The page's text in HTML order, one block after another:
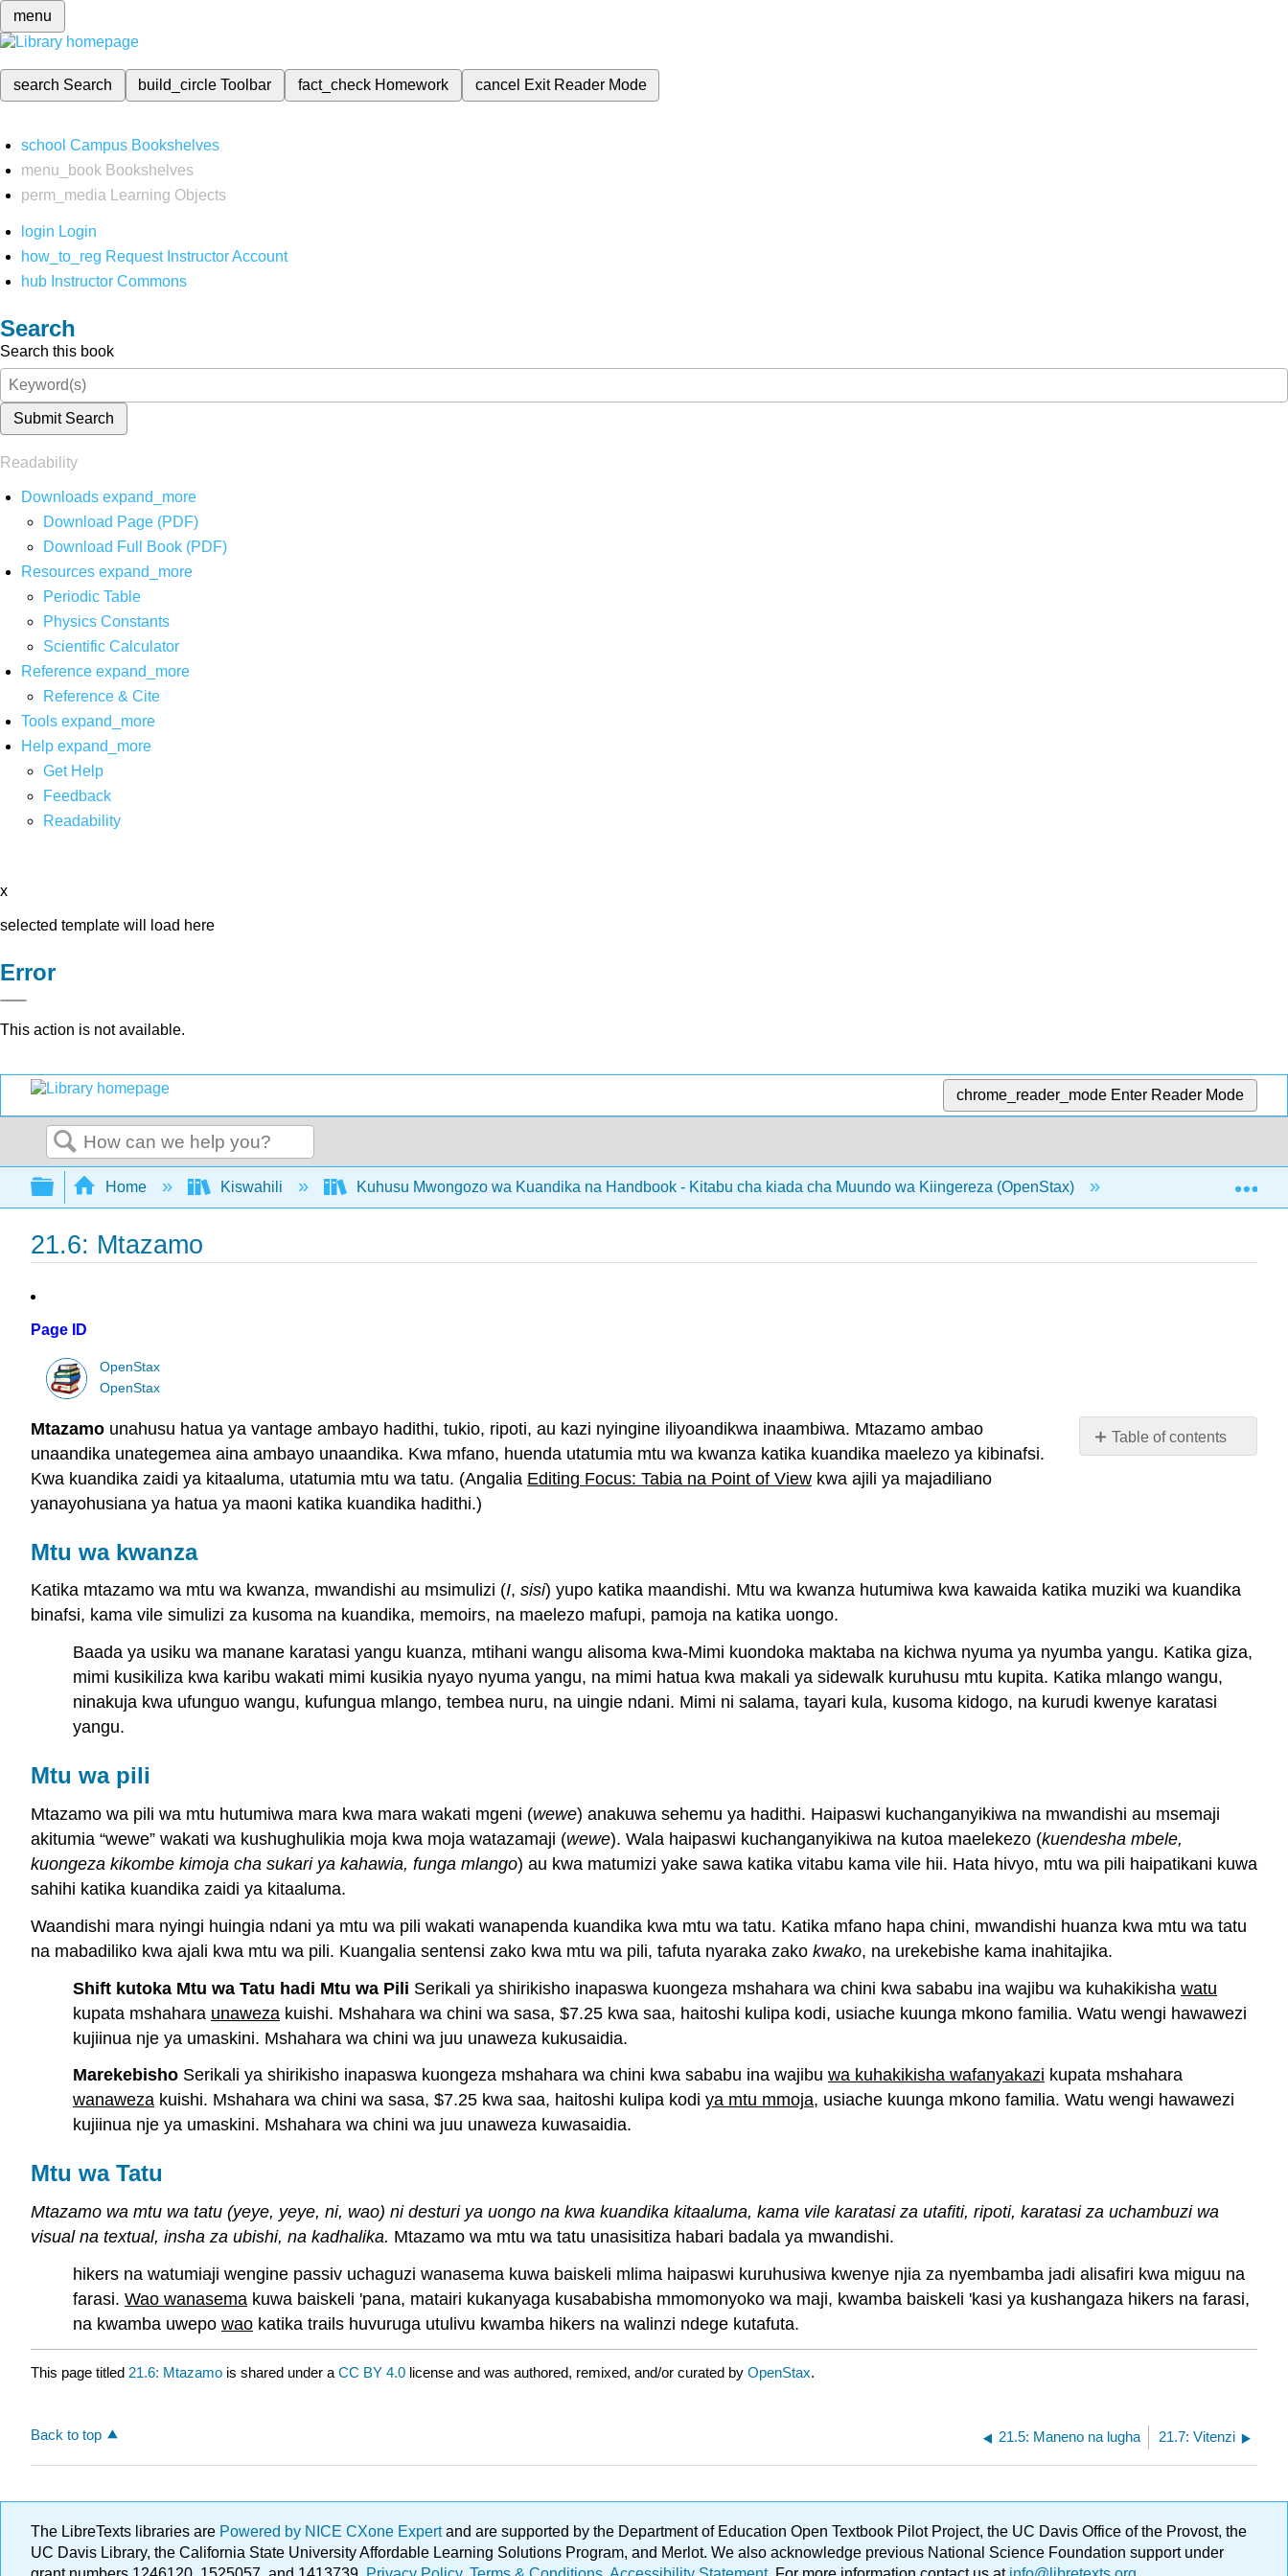
menu
search Search build_circleToolbar fact_check Homework cancel Exit Reader Mode
school Campus Bookshelves
menu_book Bookshelves
perm_media
Learning Objects
login Login
how_to_reg Request Instructor Account
hub Instructor Commons
Search
Search this book
Submit Search
Readability
Downloads expand_more
Download Page (PDF)
Download Full Book (PDF)
Resources expand_more
Periodic Table
Physics Constants
Scientific Calculator
Reference expand_more
Reference & Cite
Tools expand_more
Help expand_more
Get Help
Feedback
Readability
x
selected template will load here
Error
This action is not available.
chrome_reader_mode Enter Reader Mode
Search
Expand/collapse global hierarchy
Home Kiswahili Kuhusu Mwongozo wa Kuandika na Handbook - Kitabu cha kiada cha Muundo wa Kiingereza (OpenStax)
21.6: Mtazamo
Page ID
OpenStax
OpenStax
Table of contents
Mtu
Mtazamo unahusu hatua ya vantage ambayo hadithi, tukio, ripoti, au kazi nyingine iliyoandikwa inaambiwa. Mtazamo ambao
unaandika unategemea aina ambayo unaandika. Kwa mfano, huenda utatumia mtu wa kwanza katika kuandika maelezo ya kibinafsi.
Kwa kuandika zaidi ya kitaaluma, utatumia mtu wa tatu. (Angalia Editing Focus: Tabia na Point of View kwa ajili ya majadiliano
yanayohusiana ya hatua ya maoni katika kuandika hadithi.)
Mtu wa kwanza
Katika mtazamo wa mtu wa kwanza, mwandishi au msimulizi (I, sisi) yupo katika maandishi. Mtu wa kwanza hutumiwa kwa kawaida katika muziki wa kuandika
binafsi, kama vile simulizi za kusoma na kuandika, memoirs, na maelezo mafupi, pamoja na katika uongo.
Baada ya usiku wa manane karatasi yangu kuanza, mtihani wangu alisoma kwa-Mimi kuondoka maktaba na kichwa nyuma ya nyumba yangu. Katika giza,
mimi kusikiliza kwa karibu wakati mimi kusikia nyayo nyuma yangu, na mimi hatua kwa makali ya sidewalk kuruhusu mtu kupita. Katika mlango wangu,
ninakuja kwa ufunguo wangu, kufungua mlango, tembea nuru, na uingie ndani. Mimi ni salama, tayari kula, kusoma kidogo, na kurudi kwenye karatasi
yangu.
Mtu wa pili
Mtazamo wa pili wa mtu hutumiwa mara kwa mara wakati mgeni (wewe) anakuwa sehemu ya hadithi. Haipaswi kuchanganyikiwa na mwandishi au msemaji
akitumia “wewe” wakati wa kushughulikia moja kwa moja watazamaji (wewe). Wala haipaswi kuchanganyikiwa na kutoa maelekezo (kuendesha mbele,
kuongeza kikombe kimoja cha sukari ya kahawia, funga mlango) au kwa matumizi yake sawa katika vitabu kama vile hii. Hata hivyo, mtu wa pili haipatikani kuwa
sahihi katika kuandika zaidi ya kitaaluma.
Waandishi mara nyingi huingia ndani ya mtu wa pili wakati wanapenda kuandika kwa mtu wa tatu. Katika mfano hapa chini, mwandishi huanza kwa mtu wa tatu
na mabadiliko kwa ajali kwa mtu wa pili. Kuangalia sentensi zako kwa mtu wa pili, tafuta nyaraka zako kwako, na urekebishe kama inahitajika.
Shift kutoka Mtu wa Tatu hadi Mtu wa Pili Serikali ya shirikisho inapaswa kuongeza mshahara wa chini kwa sababu ina wajibu wa kuhakikisha watu
kupata mshahara unaweza kuishi. Mshahara wa chini wa sasa, $7.25 kwa saa, haitoshi kulipa kodi, usiache kuunga mkono familia. Watu wengi hawawezi
kujiinua nje ya umaskini. Mshahara wa chini wa juu unaweza kukusaidia.
Marekebisho Serikali ya shirikisho inapaswa kuongeza mshahara wa chini kwa sababu ina wajibu wa kuhakikisha wafanyakazi kupata mshahara
wanaweza kuishi. Mshahara wa chini wa sasa, $7.25 kwa saa, haitoshi kulipa kodi ya mtu mmoja, usiache kuunga mkono familia. Watu wengi hawawezi
kujiinua nje ya umaskini. Mshahara wa chini wa juu unaweza kuwasaidia.
Mtu wa Tatu
Mtazamo wa mtu wa tatu (yeye, yeye, ni, wao) ni desturi ya uongo na kwa kuandika kitaaluma, kama vile karatasi za utafiti, ripoti, karatasi za uchambuzi wa
visual na textual, insha za ubishi, na kadhalika. Mtazamo wa mtu wa tatu unasisitiza habari badala ya mwandishi.
hikers na watumiaji wengine passiv uchaguzi wanasema kuwa baiskeli mlima haipaswi kuruhusiwa kwenye njia za nyembamba jadi alisafiri kwa miguu na
farasi. Wao wanasema kuwa baiskeli 'pana, matairi kukanyaga kusababisha mmomonyoko wa maji, kwamba baiskeli 'kasi ya kushangaza hikers na farasi,
na kwamba uwepo wao katika trails huvuruga utulivu kwamba hikers na walinzi ndege kutafuta.
This page titled 21.6: Mtazamo is shared under a CC BY 4.0 license and was authored, remixed, and/or curated by OpenStax.
Back to top 21.5: Maneno na lugha 21.7: Vitenzi
The LibreTexts libraries are Powered by NICE CXone Expertand are supported by the Department of Education Open Textbook Pilot Project, the UC Davis Office of the Provost, the
UC Davis Library, the California State University Affordable Learning Solutions Program, and Merlot. We also acknowledge previous National Science Foundation support under